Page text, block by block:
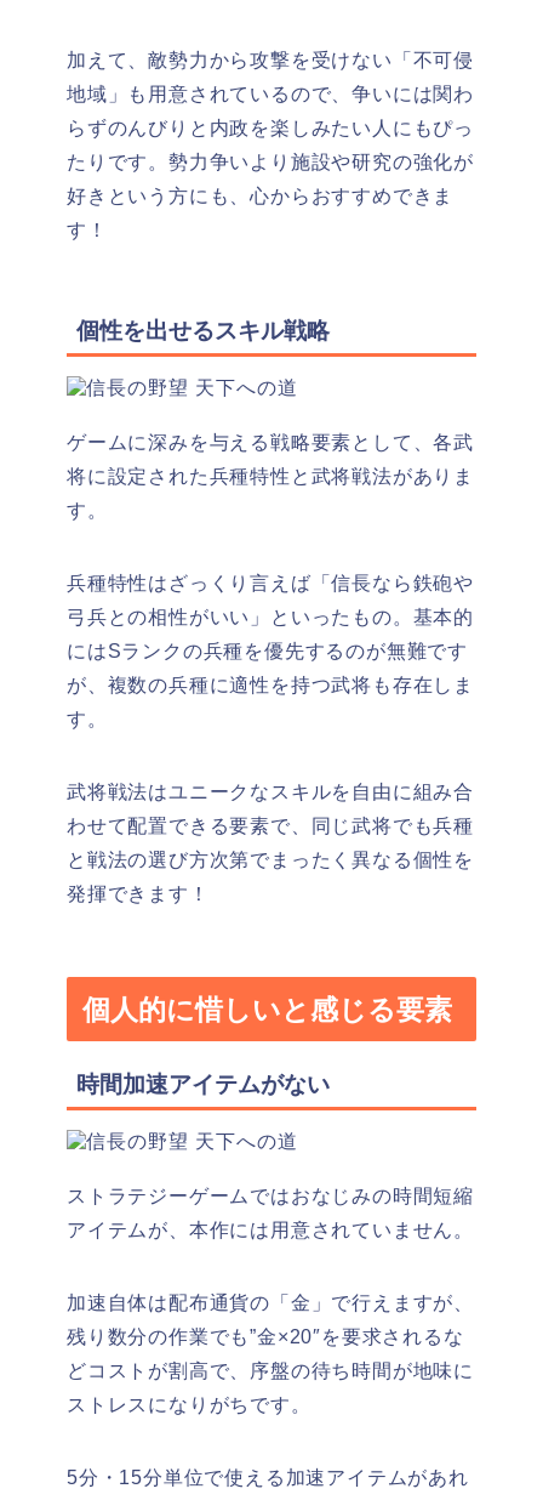
加えて、敵勢力から攻撃を受けない「不可侵
地域」
も用意されているので、争いには関わ
らずのんびりと内政を楽しみたい人にもぴっ
たりです。勢力争いより施設や研究の強化が
好きという方にも、心からおすすめできま
す！
個性を出せるスキル戦略
ゲームに深みを与える戦略要素として、各武
将に設定された兵種特性と武将戦法がありま
す。
兵種特性はざっくり言えば「信長なら鉄砲や
弓兵との相性がいい」といったもの。基本的
にはSランクの兵種を優先するのが無難です
が、複数の兵種に適性を持つ武将も存在しま
す。
武将戦法はユニークなスキルを自由に組み合
わせて配置できる要素で、
同じ武将でも兵種
と戦法の選び方次第でまったく異なる個性を
発揮できます！
個人的に惜しいと感じる要素
時間加速アイテムがない
ストラテジーゲームではおなじみの時間短縮
アイテムが、本作には用意されていません。
加速自体は配布通貨の「金」で行えますが、
残り数分の作業でも”金×20″を要求されるな
どコストが割高で、序盤の待ち時間が地味に
ストレスになりがちです。
5分・15分単位で使える加速アイテムがあれ